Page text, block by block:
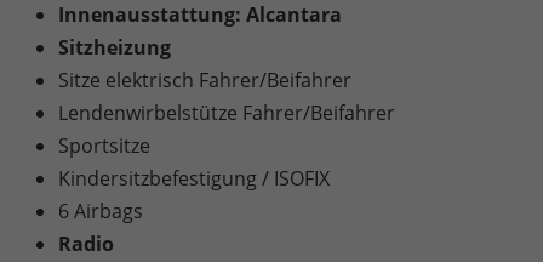
Innenausstattung: Alcantara
Sitzheizung
Sitze elektrisch Fahrer/Beifahrer
Lendenwirbelstütze Fahrer/Beifahrer
Sportsitze
Kindersitzbefestigung / ISOFIX
6 Airbags
Radio